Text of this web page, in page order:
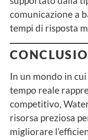
comunicazione a
tempi di risposta
In un mondo in
tempo reale
competitivo,
risorsa preziosa
migliorare